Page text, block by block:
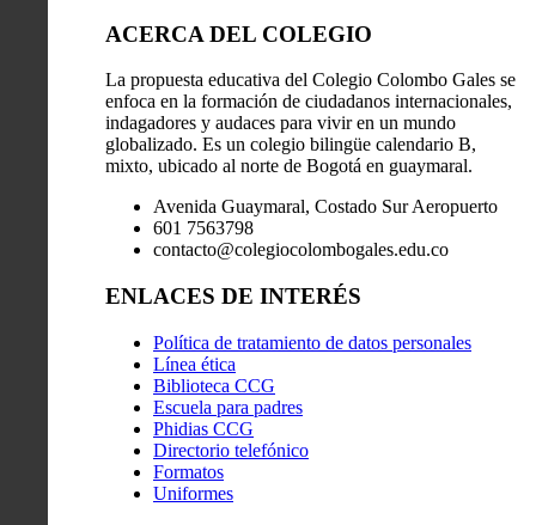
ACERCA DEL COLEGIO
La propuesta educativa del Colegio Colombo Gales se
enfoca en la formación de ciudadanos internacionales,
indagadores y audaces para vivir en un mundo
globalizado. Es un colegio bilingüe calendario B,
mixto, ubicado al norte de Bogotá en guaymaral.
Avenida Guaymaral, Costado Sur Aeropuerto
601 7563798
contacto@colegiocolombogales.edu.co
ENLACES DE INTERÉS
Política de tratamiento de datos personales
Línea ética
Biblioteca CCG
Escuela para padres
Phidias CCG
Directorio telefónico
Formatos
Uniformes